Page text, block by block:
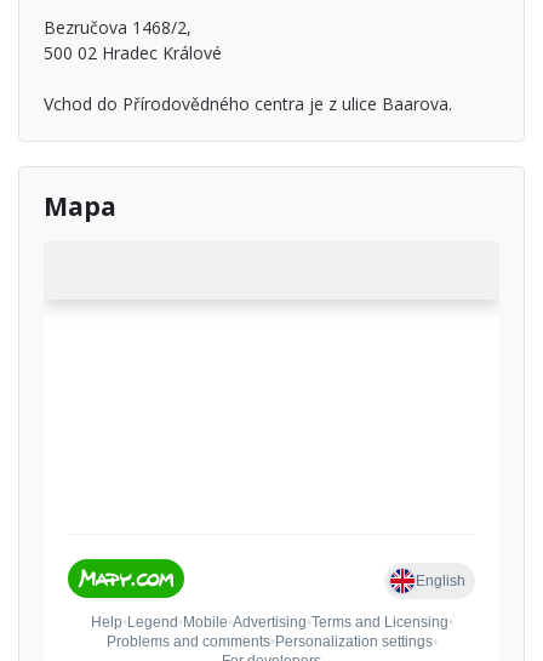
Bezručova 1468/2,
500 02 Hradec Králové
Vchod do Přírodovědného centra je z ulice Baarova.
Mapa